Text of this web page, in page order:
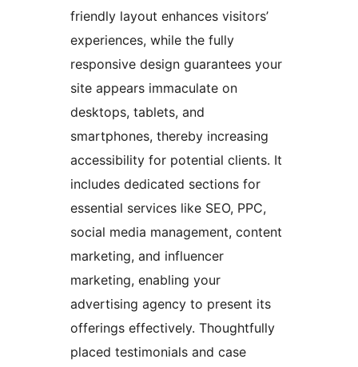
friendly layout enhances visitors’
experiences, while the fully
responsive design guarantees your
site appears immaculate on
desktops, tablets, and
smartphones, thereby increasing
accessibility for potential clients. It
includes dedicated sections for
essential services like SEO, PPC,
social media management, content
marketing, and influencer
marketing, enabling your
advertising agency to present its
offerings effectively. Thoughtfully
placed testimonials and case